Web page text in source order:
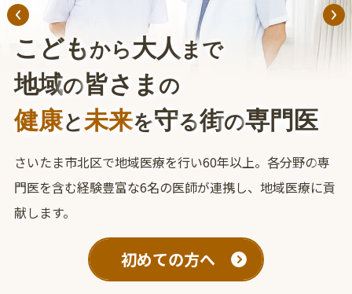
こどもから 大人 まで
地域の皆さま の
健康と未来を守る街の専門医
さいたま市北区で地域医療を行い60年以上。各分野の専
門医を含む経験豊富な6名の医師が連携し、地域医療に貢
献します。
初めての方へ